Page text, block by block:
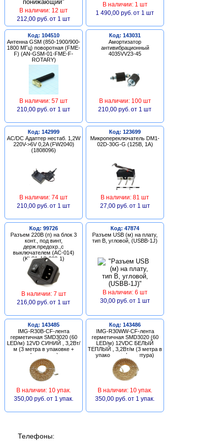
В наличии: 12 шт
212,00 руб. от 1 шт
В наличии: 1 шт
1 490,00 руб. от 1 шт
Код: 104510
Антенна GSM (850-1900/900-
1800 МГц) поворотная (FME-
F) (AN-GSM-01-FME-F-
ROTARY)
В наличии: 57 шт
210,00 руб. от 1 шт
Код: 143031
Амортизатор
антивибрационный
4035VV23-45
В наличии: 100 шт
210,00 руб. от 1 шт
Код: 142999
AC/DC Адаптер нестаб. 1,2W
220V->6V 0,2A (FW2040)
(1808096)
В наличии: 74 шт
210,00 руб. от 1 шт
Код: 123699
Микропереключатель DM1-
02D-30G-G (125В, 1А)
В наличии: 81 шт
27,00 руб. от 1 шт
Код: 99726
Разъем 220В (п) на блок 3
конт., под винт,
держ.предохр.,с
выключателем (AC-014)
(KLS1-AS-303-1)
В наличии: 7 шт
216,00 руб. от 1 шт
Код: 47874
Разъем USB (м) на плату,
тип В, угловой, (USBB-1J)
В наличии: 6 шт
30,00 руб. от 1 шт
Код: 143485
IMG-R30B-CF-лента
герметичная SMD3020 (60
LED/м) 12VD СИНИЙ , 3,2Вт/
м (3 метра в упаковке +
фурнитура)
В наличии: 10 упак.
350,00 руб. от 1 упак.
Код: 143486
IMG-R30WW-CF-лента
герметичная SMD3020 (60
LED/м) 12VDC БЕЛЫЙ
ТЕПЛЫЙ , 3,2Вт/м (3 метра в
упаковке + фурнитура)
В наличии: 10 упак.
350,00 руб. от 1 упак.
Телефоны: